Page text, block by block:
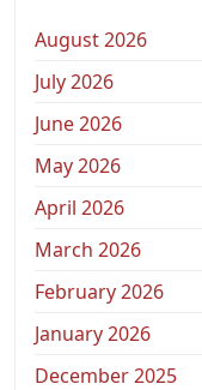
August 2026
July 2026
June 2026
May 2026
April 2026
March 2026
February 2026
January 2026
December 2025